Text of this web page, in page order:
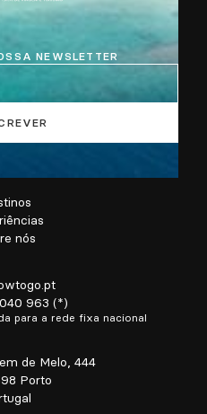
NEWSLETTER
nós
963 (*)
para a rede fixa nacional
de Melo, 444
Porto